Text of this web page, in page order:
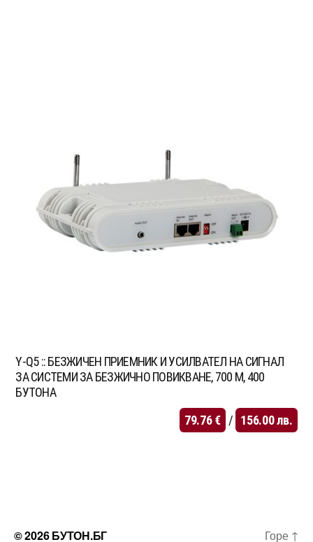
Y-Q5 :: БЕЗЖИЧЕН ПРИЕМНИК И УСИЛВАТЕЛ НА СИГНАЛ
ЗА СИСТЕМИ ЗА БЕЗЖИЧНО ПОВИКВАНЕ, 700 М, 400
БУТОНА
79.76€ / 156.00лв.
© 2026БУТОН.БГ Горе ↑